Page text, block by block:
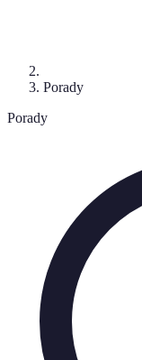
Porady
Porady